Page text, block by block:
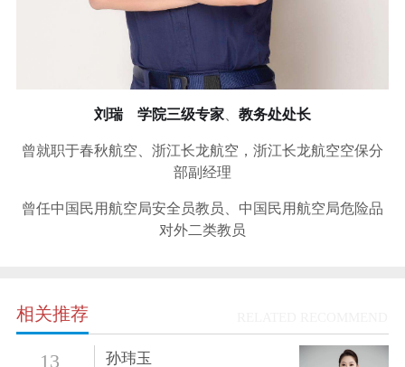
刘瑞 学院三级专家、 教务处处长
曾就职于春秋航空、浙江长龙航空， 浙江长龙航空空保分
部副经理
曾任中国民用航空局安全员教员、 中国民用航空局危险品
对外二类教员
相关推荐
13 孙玮玉